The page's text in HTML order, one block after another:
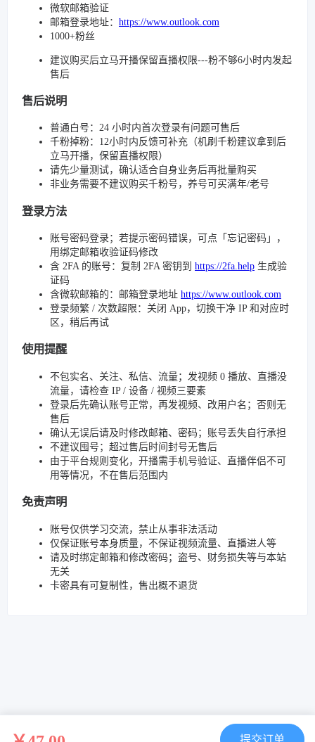
微软邮箱验证
邮箱登录地址： https://www.outlook.com
1000+粉丝
建议购买后立马开播保留直播权限---粉不够6小时内发起
售后
售后说明
普通白号：24 小时内首次登录有问题可售后
千粉掉粉：12小时内反馈可补充（机刷千粉建议拿到后
立马开播，保留直播权限）
请先少量测试，确认适合自身业务后再批量购买
非业务需要不建议购买千粉号，养号可买满年/老号
登录方法
账号密码登录；若提示密码错误，可点「忘记密码」，
用绑定邮箱收验证码修改
含 2FA 的账号：复制 2FA 密钥到 https://2fa.help 生成验
证码
含微软邮箱的：邮箱登录地址 https://www.outlook.com
登录频繁 / 次数超限：关闭 App，切换干净 IP 和对应时
区，稍后再试
使用提醒
不包实名、关注、私信、流量；发视频 0 播放、直播没
流量，请检查 IP / 设备 / 视频三要素
登录后先确认账号正常，再发视频、改用户名；否则无
售后
确认无误后请及时修改邮箱、密码；账号丢失自行承担
不建议囤号；超过售后时间封号无售后
由于平台规则变化，开播需手机号验证、直播伴侣不可
用等情况，不在售后范围内
免责声明
账号仅供学习交流，禁止从事非法活动
仅保证账号本身质量，不保证视频流量、直播进人等
请及时绑定邮箱和修改密码；盗号、财务损失等与本站
无关
卡密具有可复制性，售出概不退货
提交订单